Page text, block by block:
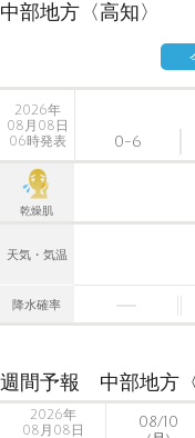
中部地方〈高知〉
2026年
08月08日
06時発表
0-6
乾燥肌
天気・気温
降水確率
週間予報 中部地方〈
2026年
08月08日
08/10